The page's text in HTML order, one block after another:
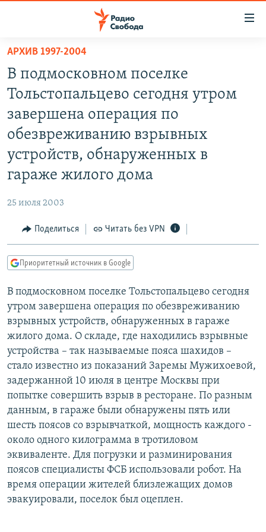
упрощенного
доступа
Вернуться
основному
содержанию
главной
Вернутся
поиску
ПОДКАСТЫ
ЦИТАТЫ СВОБОДЫ
МНЕНИЯ
КУЛЬТУРА
СЕВЕР.РЕАЛИИ
СИБИРЬ.РЕАЛИИ
ПОДПИШИТЕСЬ НА РАССЫЛКУ
СОЦИАЛЬНЫЕ СЕТИ
Все сайты РСЕ/РС
АРХИВ 1997-2004
В подмосковном поселке
Тольстопальцево сегодня утром
завершена операция по
обезвреживанию взрывных
устройств, обнаруженных в
гараже жилого дома
25 июля 2003
Поделиться Читать без VPN
Приоритетный источник в Google
В подмосковном поселке Тольстопальцево сегодня
утром завершена операция по обезвреживанию
взрывных устройств, обнаруженных в гараже
жилого дома. О складе, где находились взрывные
устройства – так называемые пояса шахидов –
стало известно из показаний Заремы Мужихоевой,
задержанной 10 июля в центре Москвы при
попытке совершить взрыв в ресторане. По разным
данным, в гараже были обнаружены пять или
шесть поясов со взрывчаткой, мощность каждого -
около одного килограмма в тротиловом
эквиваленте. Для погрузки и разминирования
поясов специалисты ФСБ использовали робот. На
время операции жителей близлежащих домов
эвакуировали, поселок был оцеплен.